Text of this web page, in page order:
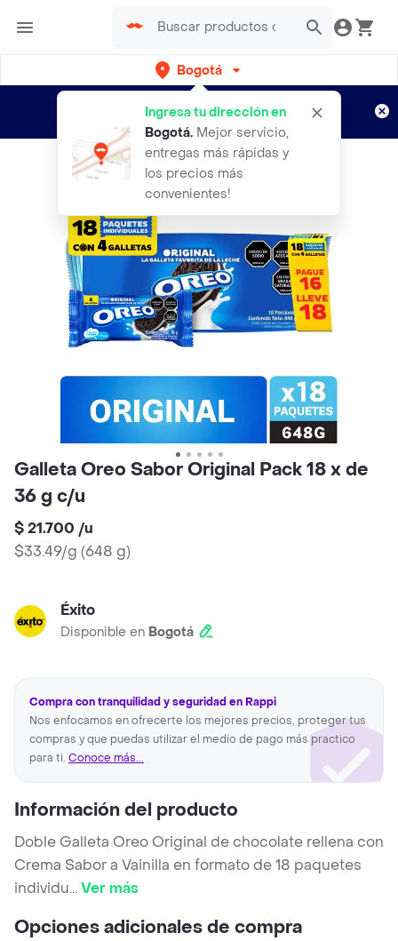
Bogotá
Ingresa tu dirección en
Bogotá. Mejor servicio,
entregas más rápidas y
los precios más
convenientes!
envíos gratis por semanas
Aplican TyC
Galleta Oreo Sabor Original Pack 18 x de
36 g c/u
$ 21.700 /u
$33.49/g (648 g)
Éxito
Disponible en Bogotá
Compra con tranquilidad y seguridad en Rappi
Nos enfocamos en ofrecerte los mejores precios, proteger tus
compras y que puedas utilizar el medio de pago más practico
para ti. Conoce más...
Información del producto
Doble Galleta Oreo Original de chocolate rellena con
Crema Sabor a Vainilla en formato de 18 paquetes
individu...Ver más
Opciones adicionales de compra